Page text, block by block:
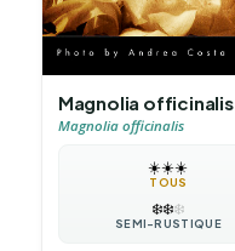
Magnolia officinalis
Magnolia officinalis
☀️☀️☀️
TOUS
❄️❄️❄️
SEMI-RUSTIQUE